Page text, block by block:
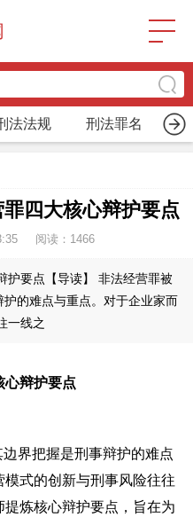
法法规 刑法罪名
四大核心辩护要点
阅读： 1466
护要点【导读】 非法经营罪被
护的难点与重点。对于企业家而
一线之
心辩护要点
界把握是刑事辩护的难点
式的创新与刑事风险往往
炼核心辩护要点，旨在为